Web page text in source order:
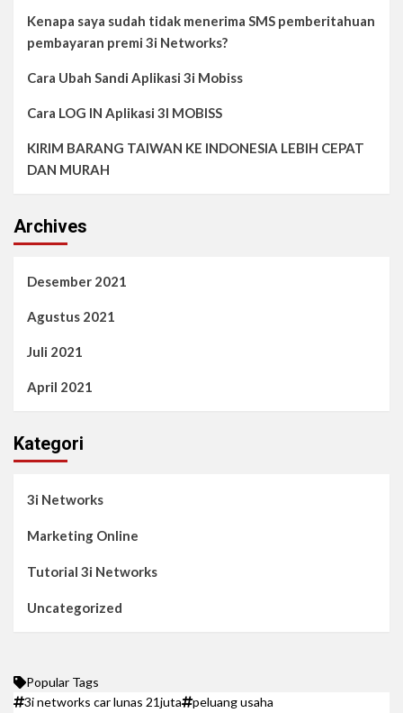
Kenapa saya sudah tidak menerima SMS pemberitahuan
pembayaran premi 3i Networks?
Cara Ubah Sandi Aplikasi 3i Mobiss
Cara LOG IN Aplikasi 3I MOBISS
KIRIM BARANG TAIWAN KE INDONESIA LEBIH CEPAT
DAN MURAH
Archives
Desember 2021
Agustus 2021
Juli 2021
April 2021
Kategori
3i Networks
Marketing Online
Tutorial 3i Networks
Uncategorized
Popular Tags
3i networks car lunas 21juta
peluang usaha